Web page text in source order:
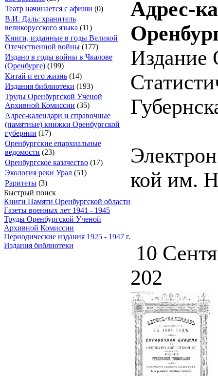
Театр начинается с афиши (0)
В.И. Даль: хранитель
великорусского языка (11)
Книги, изданные в годы Великой
Отечественной войны (177)
Издано в годы войны в Чкалове
(Оренбурге) (199)
Китай и его жизнь (14)
Издания библиотеки (193)
Труды Оренбургской Ученой
Архивной Комиссии (35)
Адрес-календари и справочные
(памятные) книжки Оренбургской
губернии (17)
Оренбургские епархиальные
ведомости (23)
Оренбургское казачество (17)
Экология реки Урал (51)
Раритеты (3)
Быстрый поиск
Книги Памяти Оренбургской области
Газеты военных лет 1941 - 1945
Труды Оренбургской Ученой
Архивной Комиссии
Периодические издания 1925 - 1947 г.
Издания библиотеки
Адрес-
Издание
кой им.
10
202